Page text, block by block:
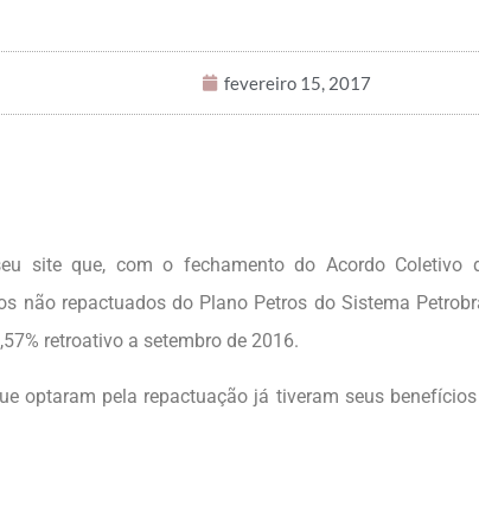
fevereiro 15, 2017
site que, com o fechamento do Acordo Coletivo
não repactuados do Plano Petros do Sistema
retroativo a setembro de 2016.
optaram pela repactuação já tiveram seus